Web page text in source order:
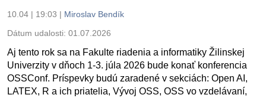
10.04 | 19:03 | Miroslav Bendík
Dátum udalosti: 01.07.2026
Aj tento rok sa na Fakulte riadenia a informatiky Žilinskej
Univerzity v dňoch 1-3. júla 2026 bude konať konferencia
OSSConf. Príspevky budú zaradené v sekciách: Open AI,
LATEX, R a ich priatelia, Vývoj OSS, OSS vo vzdelávaní,